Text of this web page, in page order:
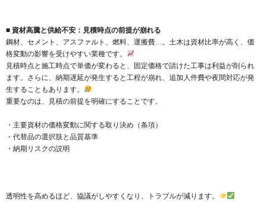
■ 資材高騰と供給不安：見積時点の前提が崩れる
鋼材、セメント、アスファルト、燃料、運搬費…。土木は資材比率が高く、価
格変動の影響を受けやすい業種です。
見積時点と施工時点で単価が変わると、固定価格で請けた工事は利益が削られ
ます。さらに、納期遅延が発生すると工程が崩れ、追加人件費や夜間対応が発
生することもあります。
重要なのは、見積の前提を明確にすることです。
・主要資材の価格変動に関する取り決め（条項）
・代替品の選択肢と品質基準
・納期リスクの説明
透明性を高めるほど、協議がしやすくなり、トラブルが減ります。